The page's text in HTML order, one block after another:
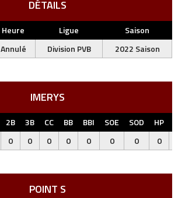
DÉTAILS
Heure Ligue
Saison
Annulé Division PVB 2022 Saison
IMERYS
2B 3B CC BB BBI SOE SOD HP
0 0 0 0 0 0 0 0
POINT S